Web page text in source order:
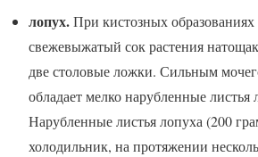
лопух.При кистозных образованиях
свежевыжатый сок растения
две столовые ложки. Сильным
обладает мелко нарубленные листья
Нарубленные листья лопуха (200
холодильник, на протяжении